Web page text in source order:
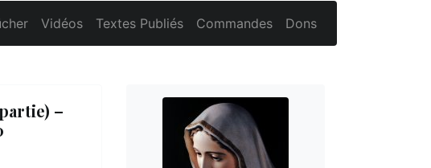
Vidéos Textes Publiés Commandes Dons
–